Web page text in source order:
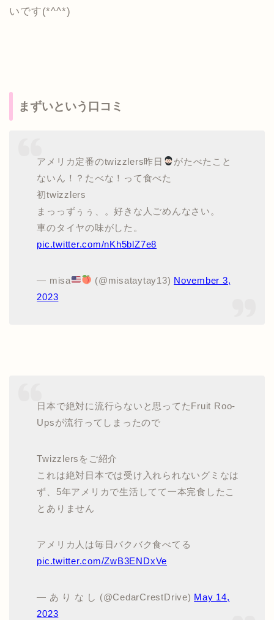
いです(*^^*)
まずいという口コミ
アメリカ定番のtwizzlers昨日
がたべたこと
ないん！？たべな！って食べた
初twizzlers
まっっずぅぅ、。好きな人ごめんなさい。
車のタイヤの味がした。
pic.twitter.com/nKh5blZ7e8
— misa (@misataytay13) November 3,
2023
日本で絶対に流行らないと思ってたFruit Roo-
Upsが流行ってしまったので
Twizzlersをご紹介
これは絶対日本では受け入れられないグミなは
ず、5年アメリカで生活してて一本完食したこ
とありません
アメリカ人は毎日バクバク食べてる
pic.twitter.com/ZwB3ENDxVe
— あ り な し (@CedarCrestDrive) May 14,
2023